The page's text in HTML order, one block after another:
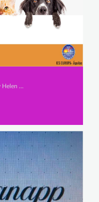
Secundaria, María José García Orozco y Helen Lloret Meca Cuenca